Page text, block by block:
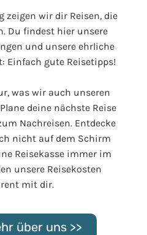
zeigen wir dir Reisen, die
Du findest hier unsere
und unsere ehrliche
Einfach gute Reisetipps!
was wir auch unseren
deine nächste Reise
Nachreisen. Entdecke
nicht auf dem Schirm
Reisekasse immer im
unsere Reisekosten
mit dir.
über uns >>